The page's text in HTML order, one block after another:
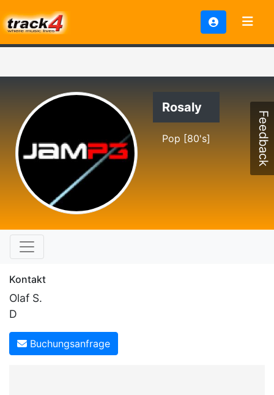
Rosaly
Pop [80's]
Kontakt
Olaf S.
D
Buchungsanfrage
Feedback